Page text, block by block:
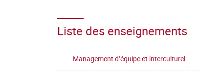
Liste des enseignements
Management d’équipe et interculturel